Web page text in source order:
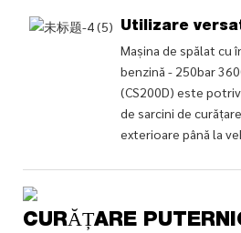
Utilizare
Mașina de spălat cu
benzină - 250bar
(CS200D) este
de sarcini de
exterioare până la
CURĂȚARE